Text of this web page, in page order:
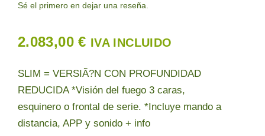
Sé el primero en dejar una reseña.
2.083,00€ IVA INCLUIDO
SLIM = VERSIÃ?N CON PROFUNDIDAD
REDUCIDA *Visión del fuego 3 caras,
esquinero o frontal de serie. *Incluye mando a
distancia, APP y sonido + info